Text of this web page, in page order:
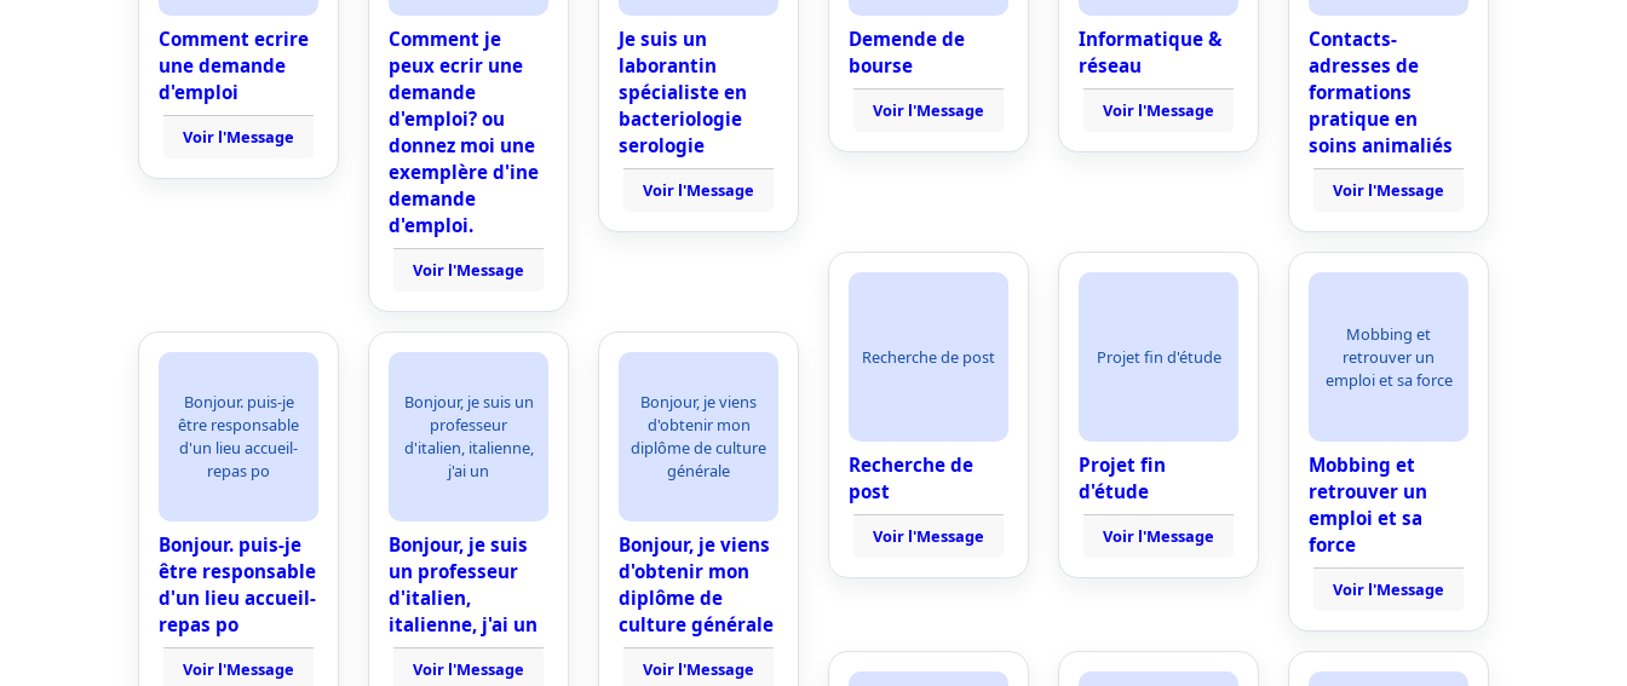
Comment ecrire
une demande
d'emploi
Voir l'Message
Comment je
peux ecrir une
demande
d'emploi? ou
donnez moi une
exemplère d'ine
demande
d'emploi.
Voir l'Message
Je suis un
laborantin
spécialiste en
bacteriologie
serologie
Voir l'Message
Bonjour. puis-je
être responsable
d'un lieu accueil-
repas po
Bonjour. puis-je
être responsable
d'un lieu accueil-
repas po
Voir l'Message
Bonjour, je suis un
professeur
d'italien, italienne,
j'ai un
Bonjour, je suis
un professeur
d'italien,
italienne, j'ai un
Voir l'Message
Bonjour, je viens
d'obtenir mon
diplôme de culture
générale
Bonjour, je viens
d'obtenir mon
diplôme de
culture générale
Voir l'Message
Demende de
bourse
Voir l'Message
Informatique &
réseau
Voir l'Message
Contacts-
adresses de
formations
pratique en
soins animaliés
Voir l'Message
Recherche de post
Recherche de
post
Voir l'Message
Projet fin d'étude
Projet fin
d'étude
Voir l'Message
Mobbing et
retrouver un
emploi et sa force
Mobbing et
retrouver un
emploi et sa
force
Voir l'Message